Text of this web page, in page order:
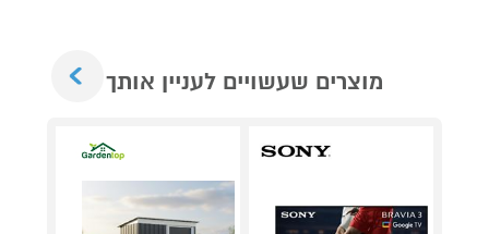
מוצרים שעשויים לעניין אותך